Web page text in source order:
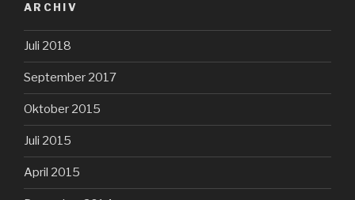
ARCHIV
Juli 2018
September 2017
Oktober 2015
Juli 2015
April 2015